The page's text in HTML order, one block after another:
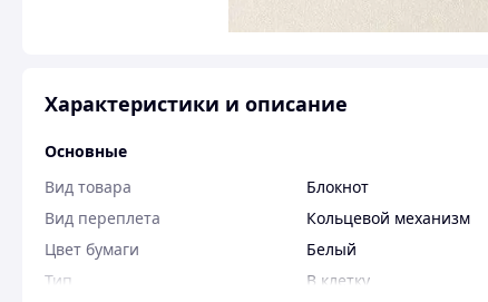
Характеристики и описание
Основные
Вид товара
Блокнот
Вид переплета
Кольцевой механизм
Цвет бумаги
Белый
Тип
В клетку